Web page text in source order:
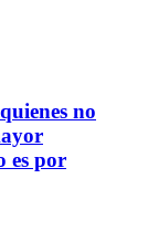
no
es por